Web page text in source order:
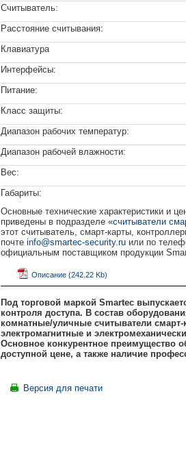
Считыватель:
Расстояние считывания:
Клавиатура
Интерфейсы:
Питание:
Класс защиты:
Диапазон рабочих температур:
Диапазон рабочей влажности:
Вес:
Габариты:
Основные технические характеристики и
приведены в подразделе «считыватели
этот считыватель, смарт-карты,
почте info@smartec-security.ru или по
официальным поставщиком продукции
Описание (242.22 Kb)
Под торговой маркой Smartec
контроля доступа. В состав
комнатные/уличные считыватели смарт-
электромагнитные и
Основное конкурентное преимущество
доступной цене, а также наличие
Версия для печати